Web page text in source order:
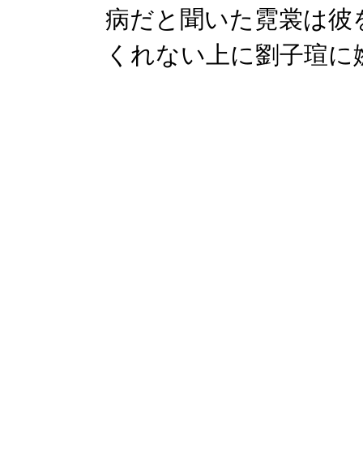
病だと聞いた霓裳は
くれない上に劉子瑄